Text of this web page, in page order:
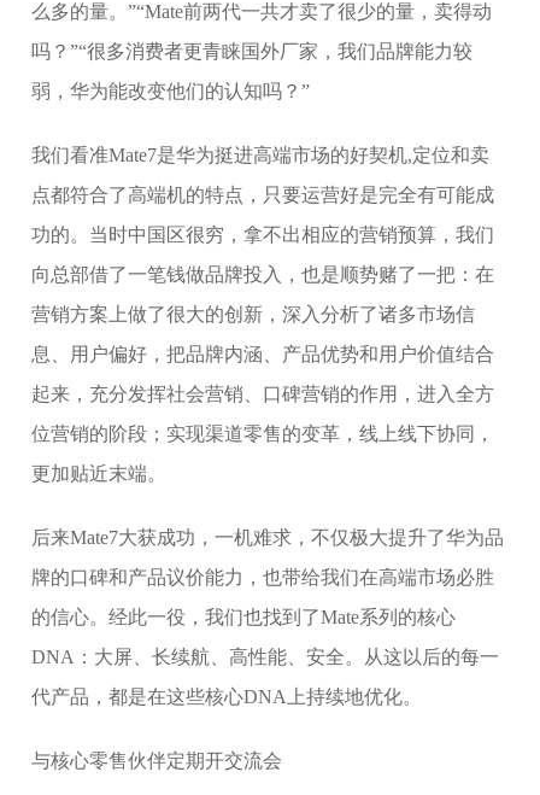
么多的量。”“Mate前两代一共才卖了很少的量，卖得动
吗？”“很多消费者更青睐国外厂家，我们品牌能力较
弱，华为能改变他们的认知吗？”
我们看准Mate7是华为挺进高端市场的好契机,定位和卖
点都符合了高端机的特点，只要运营好是完全有可能成
功的。当时中国区很穷，拿不出相应的营销预算，我们
向总部借了一笔钱做品牌投入，也是顺势赌了一把：在
营销方案上做了很大的创新，深入分析了诸多市场信
息、用户偏好，把品牌内涵、产品优势和用户价值结合
起来，充分发挥社会营销、口碑营销的作用，进入全方
位营销的阶段；实现渠道零售的变革，线上线下协同，
更加贴近末端。
后来Mate7大获成功，一机难求，不仅极大提升了华为品
牌的口碑和产品议价能力，也带给我们在高端市场必胜
的信心。经此一役，我们也找到了Mate系列的核心
DNA：大屏、长续航、高性能、安全。从这以后的每一
代产品，都是在这些核心DNA上持续地优化。
与核心零售伙伴定期开交流会